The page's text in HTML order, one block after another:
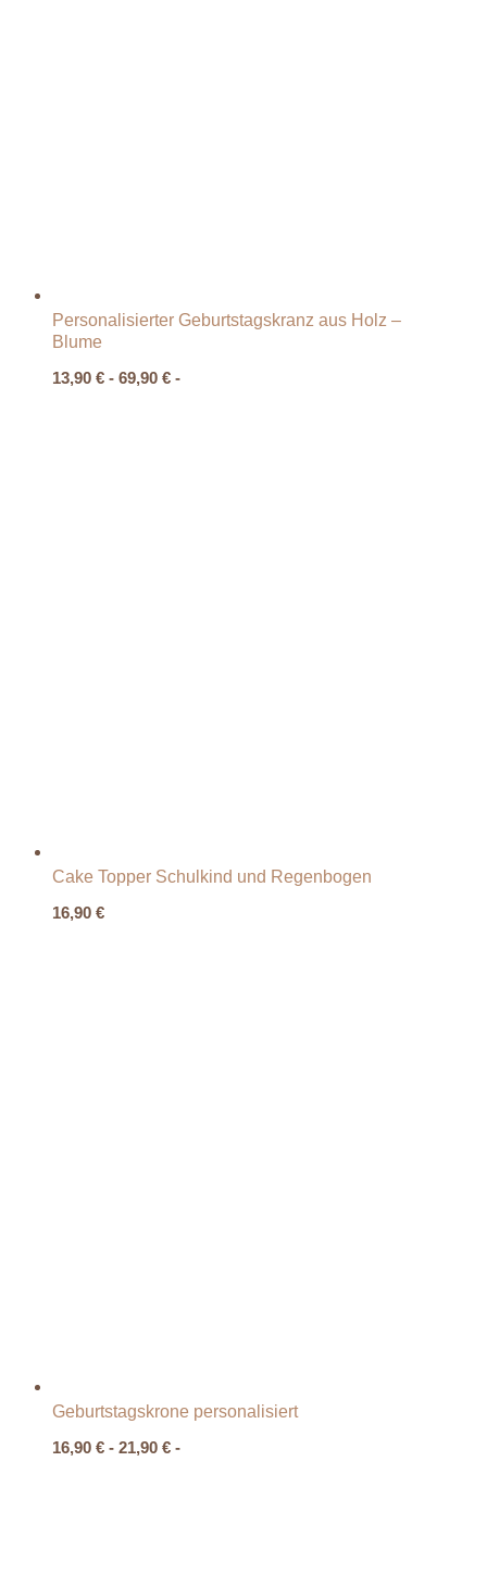
Personalisierter Geburtstagskranz aus Holz –
Blume
13,90€ -69,90€ -
Cake Topper Schulkind und Regenbogen
16,90€
Geburtstagskrone personalisiert
16,90€ -21,90€ -